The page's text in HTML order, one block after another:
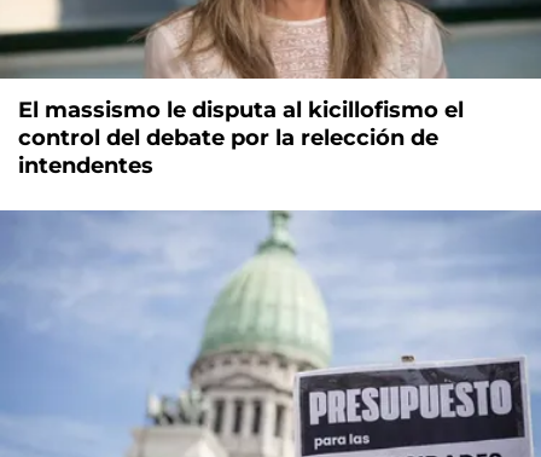
El massismo le disputa al kicillofismo el
control del debate por la relección de
intendentes